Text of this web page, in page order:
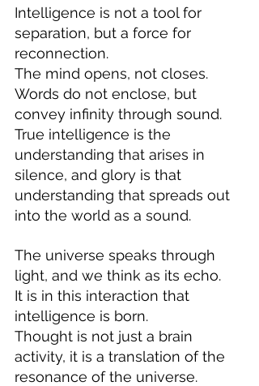
Intelligence is not a tool for
separation, but a force for
reconnection.
The mind opens, not closes.
Words do not enclose, but
convey infinity through sound.
True intelligence is the
understanding that arises in
silence, and glory is that
understanding that spreads out
into the world as a sound.
The universe speaks through
light, and we think as its echo.
It is in this interaction that
intelligence is born.
Thought is not just a brain
activity, it is a translation of the
resonance of the universe.